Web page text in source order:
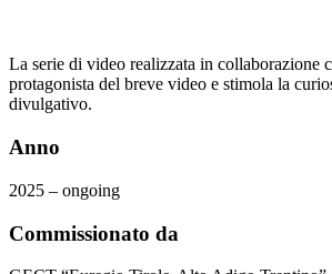
La serie di video realizzata in collaborazione
protagonista del breve video e stimola la
divulgativo.
Anno
2025 – ongoing
Commissionato da